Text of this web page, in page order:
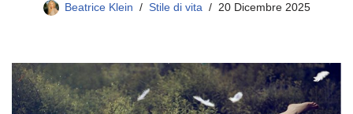
Beatrice Klein Stile di vita 20 Dicembre 2025